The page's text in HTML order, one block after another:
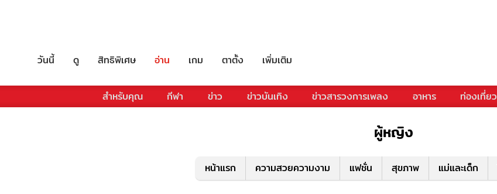
วันนี้ ดู สิทธิพิเศษ อ่าน เกม ตาตั้ง เพิ่มเติม
สำหรับคุณ กีฬา ข่าว ข่าวบันเทิง ข่าวสารวงการเพลง อาหาร ท่องเที่ยว
ผู้หญิง
หน้าแรก ความสวยความงาม แฟชั่น สุขภาพ แม่และเด็ก